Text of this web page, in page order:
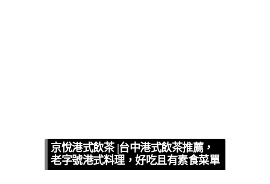
京悅港式飲茶 |台中港式飲茶推薦，
老字號港式料理，好吃且有素食菜單